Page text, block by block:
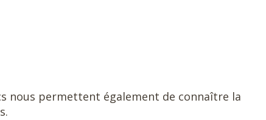
nous permettent également de connaître la